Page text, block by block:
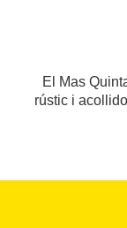
El Mas
rústic i